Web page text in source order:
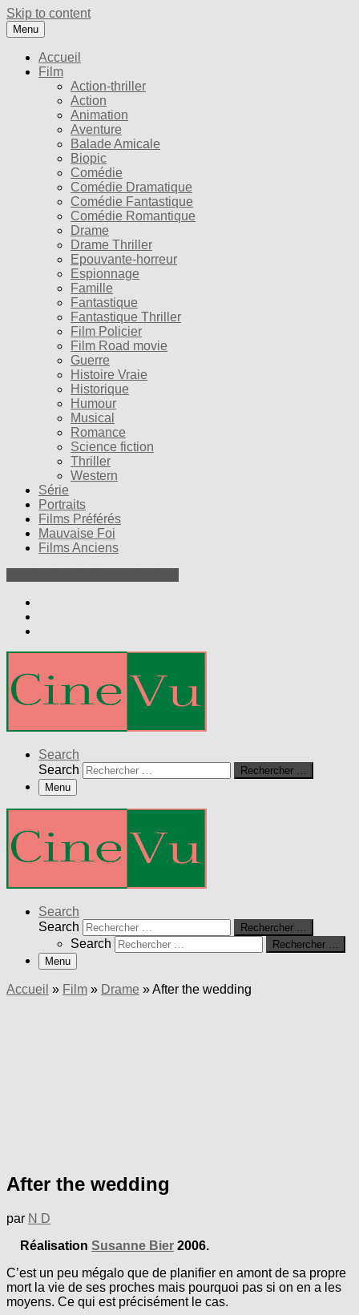
Skip to content
Menu
Accueil
Film
Action-thriller
Action
Animation
Aventure
Balade Amicale
Biopic
Comédie
Comédie Dramatique
Comédie Fantastique
Comédie Romantique
Drame
Drame Thriller
Epouvante-horreur
Espionnage
Famille
Fantastique
Fantastique Thriller
Film Policier
Film Road movie
Guerre
Histoire Vraie
Historique
Humour
Musical
Romance
Science fiction
Thriller
Western
Série
Portraits
Films Préférés
Mauvaise Foi
Films Anciens
Search
Search
Rechercher …
Menu
Search
Search
Rechercher …
Search
Rechercher …
Menu
Accueil » Film » Drame »After the wedding
After the wedding
par N D
Réalisation Susanne Bier 2006.
C’est un peu mégalo que de planifier en amont de sa propre
mort la vie de ses proches mais pourquoi pas si on en a les
moyens. Ce qui est précisément le cas.